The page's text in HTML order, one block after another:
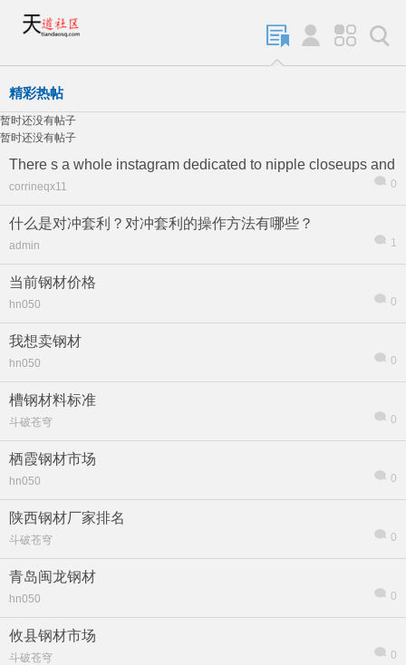
精彩热帖
暂时还没有帖子
暂时还没有帖子
There s a whole instagram dedicated to nipple closeups and
corrineqx11 0
什么是对冲套利？对冲套利的操作方法有哪些？
admin 1
当前钢材价格
hn050 0
我想卖钢材
hn050 0
槽钢材料标准
斗破苍穹 0
栖霞钢材市场
hn050 0
陕西钢材厂家排名
斗破苍穹 0
青岛闽龙钢材
hn050 0
攸县钢材市场
斗破苍穹 0